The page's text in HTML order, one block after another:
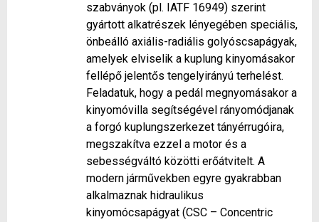
szabványok (pl. IATF 16949) szerint
gyártott alkatrészek lényegében speciális,
önbeálló axiális-radiális golyóscsapágyak,
amelyek elviselik a kuplung kinyomásakor
fellépő jelentős tengelyirányú terhelést.
Feladatuk, hogy a pedál megnyomásakor a
kinyomóvilla segítségével rányomódjanak
a forgó kuplungszerkezet tányérrugóira,
megszakítva ezzel a motor és a
sebességváltó közötti erőátvitelt. A
modern járművekben egyre gyakrabban
alkalmaznak hidraulikus
kinyomócsapágyat (CSC – Concentric